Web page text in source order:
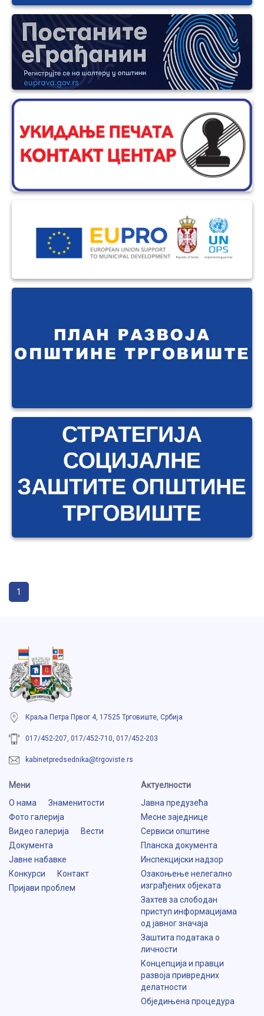
1
Краља Петра Првог 4, 17525 Трговиште, Србија
017/452-207, 017/452-710, 017/452-203
kabinetpredsednika@trgoviste.rs
Мени
О нама
Знаменитости
Фото галерија
Видео галерија
Вести
Документа
Јавне набавке
Конкурси
Контакт
Пријави проблем
Aктуелности
Јавна предузећа
Месне заједнице
Сервиси општине
Планска документа
Инспекцијски надзор
Озакоњење нелегално
изграђених објеката
Захтев за слободан
приступ информацијама
од јавног значаја
Заштита података о
личности
Концепција и правци
развоја привредних
делатности
Обједињена процедура